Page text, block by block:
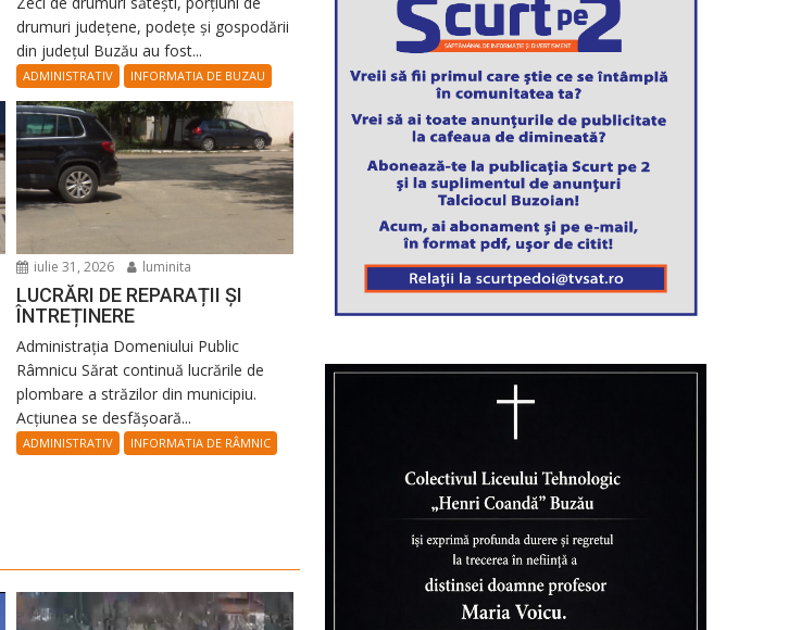
drumuri județene, podețe și gospodării
din județul Buzău au fost...
ADMINISTRATIV INFORMATIA DE BUZAU
iulie 31, 2026 luminita
LUCRĂRI DE REPARAȚII ȘI
ÎNTREȚINERE
Administrația Domeniului Public
Râmnicu Sărat continuă lucrările de
plombare a străzilor din municipiu.
Acțiunea se desfășoară...
ADMINISTRATIV INFORMATIA DE RÂMNIC